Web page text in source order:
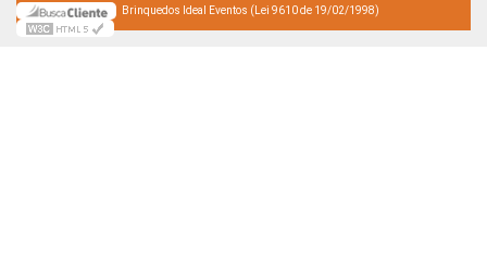
Brinquedos Ideal Eventos (Lei 9610 de 19/02/1998)